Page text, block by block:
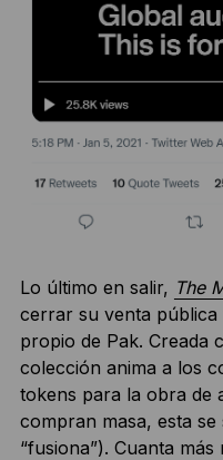
Lo último en salir, The
cerrar su venta pública
propio de Pak. Creada
colección anima a los
tokens para la obra de
compran masa, esta
“fusiona”). Cuanta